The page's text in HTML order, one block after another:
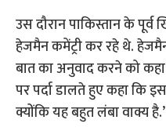
उस दौरान पाकिस्तान के
हेजमैन कमेंट्री कर रहे थे.
बात का अनुवाद करने को
पर पर्दा डालते हुए कहा कि
क्योंकि यह बहुत लंबा वाक्य है.’